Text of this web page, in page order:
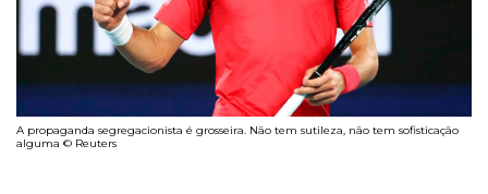
A propaganda segregacionista é grosseira. Não tem sutileza, não tem sofisticação
alguma © Reuters